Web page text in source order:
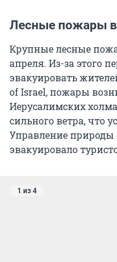
Лесные пожары
Крупные лесные
апреля. Из-за этого
эвакуировать
of Israel, пожары
Иерусалимских
сильного ветра, что
Управление природы
эвакуировало
1 из 4